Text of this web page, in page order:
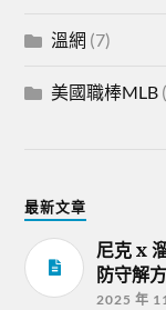
溫網 (7)
美國職棒MLB
最新文章
尼克 x
防守解方
2025 年